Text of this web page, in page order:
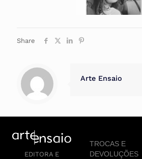
Share
Arte Ensaio
EDITORA E
TROCAS E
DEVOLUÇÕES